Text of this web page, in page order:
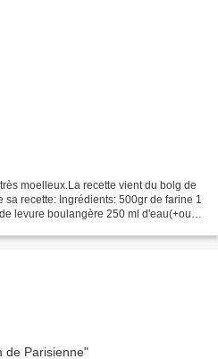
moelleux.La recette vient du bolg de
sa recette: Ingrédients: 500gr de farine 1
levure boulangère 250 ml d'eau(+ou -